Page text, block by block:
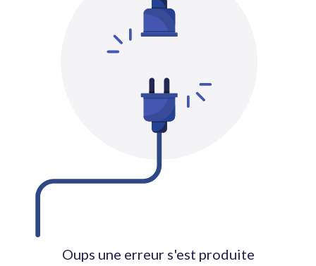
Oups une erreur s'est produite